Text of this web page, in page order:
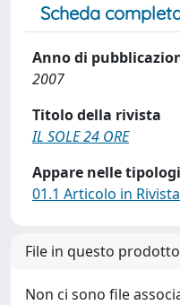
Scheda
Anno di
2007
Titolo della rivista
IL SOLE 24 ORE
Appare nelle
01.1 Articolo in Rivista
File in questo
Non ci sono file